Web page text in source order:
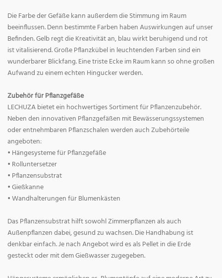
Die Farbe der Gefäße kann außerdem die Stimmung im Raum
beeinflussen. Denn bestimmte Farben haben Auswirkungen auf unser
Befinden. Gelb regt die Kreativität an, blau wirkt beruhigend und rot
ist vitalisierend. Große Pflanzkübel in leuchtenden Farben sind ein
wunderbarer Blickfang. Eine triste Ecke im Raum kann so ohne großen
Aufwand zu einem echten Hingucker werden.
Zubehör für Pflanzgefäße
LECHUZA bietet ein hochwertiges Sortiment für Pflanzenzubehör.
Neben den innovativen Pflanzgefäßen mit Bewässerungssystemen
oder entnehmbaren Pflanzschalen werden auch Zubehörteile
angeboten:
• Hängesysteme für Pflanzgefäße
• Rolluntersetzer
• Pflanzensubstrat
• Gießkanne
• Wandhalterungen für Blumenkästen
Das Pflanzensubstrat hilft sowohl Zimmerpflanzen als auch
Außenpflanzen dabei, gesund zu wachsen. Die Handhabung ist
denkbar einfach. Je nach Angebot wird es als Pellet in die Erde
gesteckt oder mit dem Gießwasser zugegeben.